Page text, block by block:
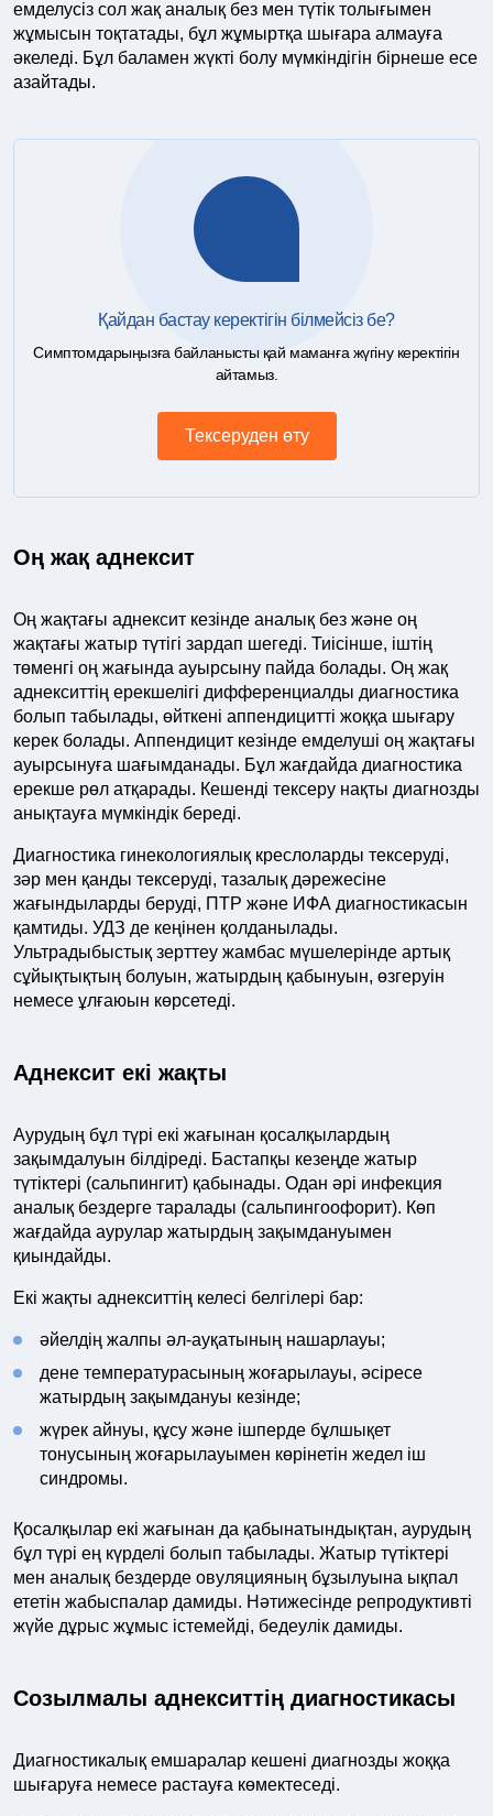
емделусіз сол жақ аналық без мен түтік толығымен
жұмысын тоқтатады, бұл жұмыртқа шығара алмауға
әкеледі. Бұл баламен жүкті болу мүмкіндігін бірнеше есе
азайтады.
Қайдан бастау керектігін білмейсіз бе?
Симптомдарыңызға байланысты қай маманға жүгіну керектігін
айтамыз.
Тексеруден өту
Оң жақ аднексит
Оң жақтағы аднексит кезінде аналық без және оң
жақтағы жатыр түтігі зардап шегеді. Тиісінше, іштің
төменгі оң жағында ауырсыну пайда болады. Оң жақ
аднекситтің ерекшелігі дифференциалды диагностика
болып табылады, өйткені аппендицитті жоққа шығару
керек болады. Аппендицит кезінде емделуші оң жақтағы
ауырсынуға шағымданады. Бұл жағдайда диагностика
ерекше рөл атқарады. Кешенді тексеру нақты диагнозды
анықтауға мүмкіндік береді.
Диагностика гинекологиялық креслоларды тексеруді,
зәр мен қанды тексеруді, тазалық дәрежесіне
жағындыларды беруді, ПТР және ИФА диагностикасын
қамтиды. УДЗ де кеңінен қолданылады.
Ультрадыбыстық зерттеу жамбас мүшелерінде артық
сұйықтықтың болуын, жатырдың қабынуын, өзгеруін
немесе ұлғаюын көрсетеді.
Аднексит екі жақты
Аурудың бұл түрі екі жағынан қосалқылардың
зақымдалуын білдіреді. Бастапқы кезеңде жатыр
түтіктері (сальпингит) қабынады. Одан әрі инфекция
аналық бездерге таралады (сальпингоофорит). Көп
жағдайда аурулар жатырдың зақымдануымен
қиындайды.
Екі жақты аднекситтің келесі белгілері бар:
әйелдің жалпы әл-ауқатының нашарлауы;
дене температурасының жоғарылауы, әсіресе
жатырдың зақымдануы кезінде;
жүрек айнуы, құсу және ішперде бұлшықет
тонусының жоғарылауымен көрінетін жедел іш
синдромы.
Қосалқылар екі жағынан да қабынатындықтан, аурудың
бұл түрі ең күрделі болып табылады. Жатыр түтіктері
мен аналық бездерде овуляцияның бұзылуына ықпал
ететін жабыспалар дамиды. Нәтижесінде репродуктивті
жүйе дұрыс жұмыс істемейді, бедеулік дамиды.
Созылмалы аднекситтің диагностикасы
Диагностикалық емшаралар кешені диагнозды жоққа
шығаруға немесе растауға көмектеседі.